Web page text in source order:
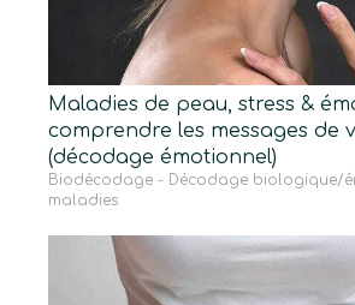
Maladies de peau, stress &
comprendre les messages de
(décodage émotionnel)
Biodécodage - Décodage biologique/
maladies